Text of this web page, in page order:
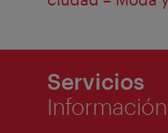
Servicios